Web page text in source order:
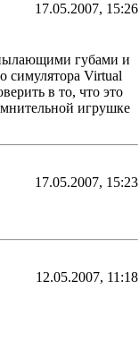
17.05.2007, 15:26
губами и
симулятора Virtual
в то, что это
игрушке
17.05.2007, 15:23
12.05.2007, 11:18